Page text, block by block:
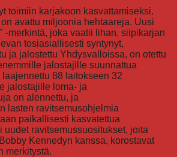
toimiin karjakoon kasvattamiseksi.
avattu miljoonia hehtaareja. Uusi
-merkintä, joka vaatii lihan, siipikarjan
tosiasiallisesti syntynyt,
ja jalostettu Yhdysvalloissa, on otettu
jalostajille suunnattua
laajennettu 88 laitokseen 32
jalostajille loma- ja
on alennettu, ja
lasten ravitsemusohjelmia
paikallisesti kasvatettua
uudet ravitsemussuositukset, joita
Kennedyn kanssa, korostavat
merkitystä.